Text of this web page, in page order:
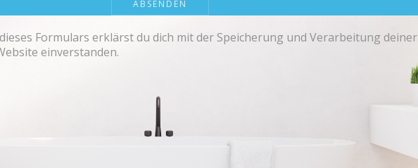
Formulars erklärst du dich mit der Speicherung und Verarbeitung deiner
einverstanden.